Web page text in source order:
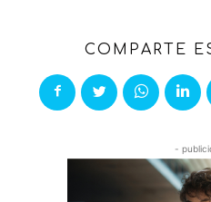
COMPARTE
-